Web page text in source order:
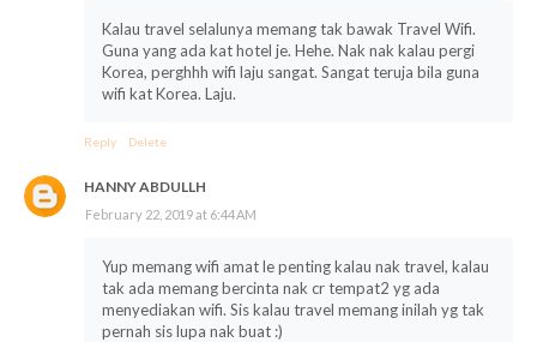
Kalau travel selalunya memang tak bawak Travel Wifi.
Guna yang ada kat hotel je. Hehe. Nak nak kalau pergi
Korea, perghhh wifi laju sangat. Sangat teruja bila guna
wifi kat Korea. Laju.
Reply Delete
HANNY ABDULLH
February 22, 2019 at 6:44 AM
Yup memang wifi amat le penting kalau nak travel, kalau
tak ada memang bercinta nak cr tempat2 yg ada
menyediakan wifi. Sis kalau travel memang inilah yg tak
pernah sis lupa nak buat :)